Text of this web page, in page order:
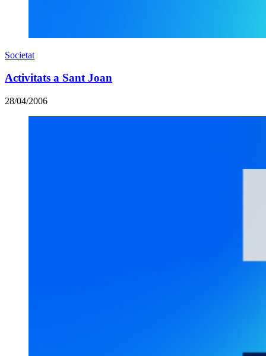
Societat
Activitats a Sant Joan
28/04/2006